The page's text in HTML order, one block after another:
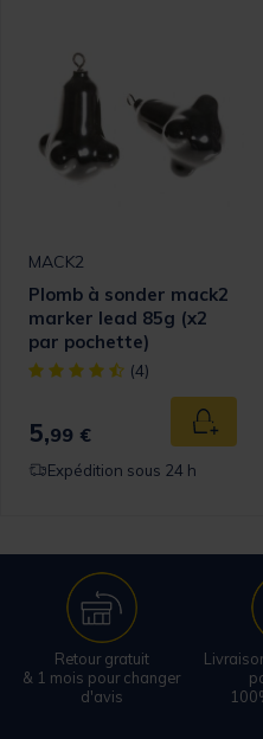
MACK2
Plomb à sonder mack2
marker lead 85g (x2
par pochette)
[object Object] out of 5
(4)
5,99 € Ajouter
Expédition sous 24 h
Retour gratuit
& 1 mois pour changer
d'avis